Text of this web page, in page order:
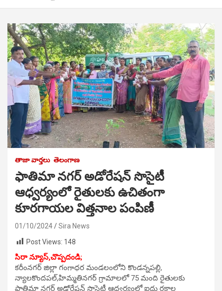
తాజా వార్తలు తెలంగాణ
ఫాతిమా నగర్ అడోరేషన్ సొసైటీ
ఆధ్వర్యంలో రైతులకు ఉచితంగా
కూరగాయల విత్తనాల పంపిణీ
01/10/2024
Sira News
Post Views: 148
సిరా న్యూస్,చొప్పదండి;
కరీంనగర్ జిల్లా గంగాధర మండలంలోని కొండన్నపల్లి,
న్యాలకొందపల్,హిమ్మతినగర్ గ్రామాలలో 75 మంది రైతులకు
ఫాతిమా నగర్ అడోరేషన్ సొసైటీ ఆధ్వర్యంలో ఐదు రకాల